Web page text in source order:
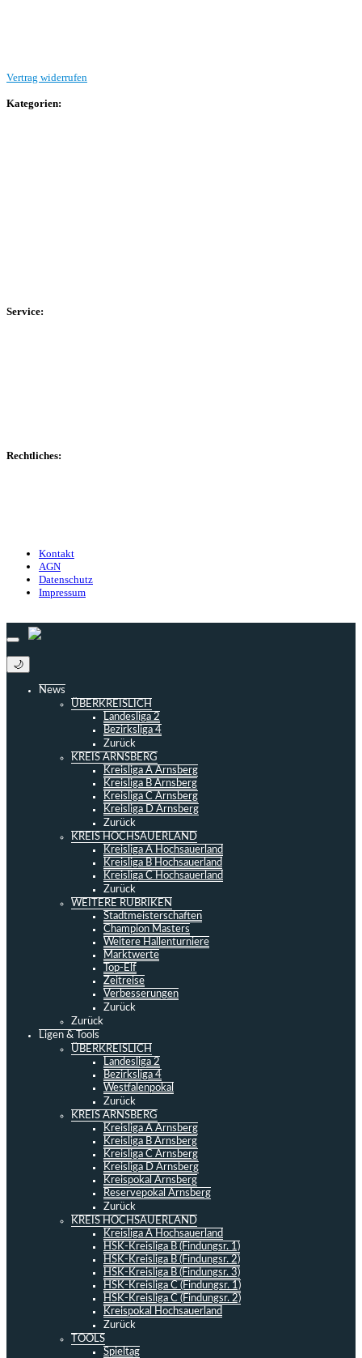
Vertrag widerrufen
Kategorien:
Service:
Rechtliches:
Kontakt
AGN
Datenschutz
Impressum
🌙
News
ÜBERKREISLICH
Landesliga 2
Bezirksliga 4
Zurück
KREIS ARNSBERG
Kreisliga A Arnsberg
Kreisliga B Arnsberg
Kreisliga C Arnsberg
Kreisliga D Arnsberg
Zurück
KREIS HOCHSAUERLAND
Kreisliga A Hochsauerland
Kreisliga B Hochsauerland
Kreisliga C Hochsauerland
Zurück
WEITERE RUBRIKEN
Stadtmeisterschaften
Champion Masters
Weitere Hallenturniere
Marktwerte
Top-Elf
Zeitreise
Verbesserungen
Zurück
Zurück
Ligen & Tools
ÜBERKREISLICH
Landesliga 2
Bezirksliga 4
Westfalenpokal
Zurück
KREIS ARNSBERG
Kreisliga A Arnsberg
Kreisliga B Arnsberg
Kreisliga C Arnsberg
Kreisliga D Arnsberg
Kreispokal Arnsberg
Reservepokal Arnsberg
Zurück
KREIS HOCHSAUERLAND
Kreisliga A Hochsauerland
HSK-Kreisliga B (Findungsr. 1)
HSK-Kreisliga B (Findungsr. 2)
HSK-Kreisliga B (Findungsr. 3)
HSK-Kreisliga C (Findungsr. 1)
HSK-Kreisliga C (Findungsr. 2)
Kreispokal Hochsauerland
Zurück
TOOLS
Spieltag